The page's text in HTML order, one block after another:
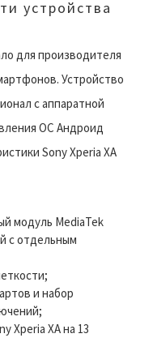
устройства
для производителя
Устройство
с аппаратной
ОС Андроид
Sony Xperia XA
модуль MediaTek
с отдельным
и набор
Xperia XA на 13